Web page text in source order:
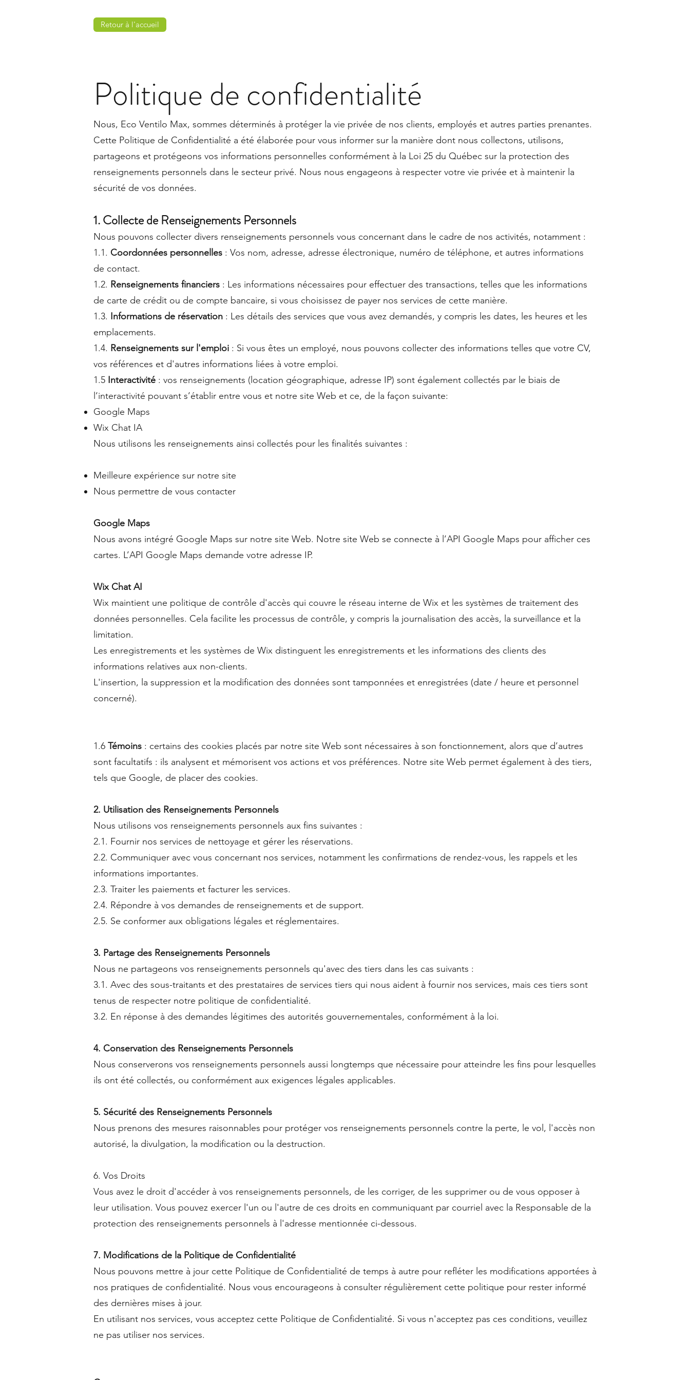
Retour à l'accueil
Politique de confidentialité
Nous, Eco Ventilo Max, sommes déterminés à protéger la vie privée de nos clients, employés et autres parties prenantes.
Cette Politique de Confidentialité a été élaborée pour vous informer sur la manière dont nous collectons, utilisons,
partageons et protégeons vos informations personnelles conformément à la Loi 25 du Québec sur la protection des
renseignements personnels dans le secteur privé. Nous nous engageons à respecter votre vie privée et à maintenir la
sécurité de vos données.
1. Collecte de Renseignements Personnels
Nous pouvons collecter divers renseignements personnels vous concernant dans le cadre de nos activités, notamment :
1.1. Coordonnées personnelles : Vos nom, adresse, adresse électronique, numéro de téléphone, et autres informations
de contact.
1.2. Renseignements financiers : Les informations nécessaires pour effectuer des transactions, telles que les informations
de carte de crédit ou de compte bancaire, si vous choisissez de payer nos services de cette manière.
1.3. Informations de réservation : Les détails des services que vous avez demandés, y compris les dates, les heures et les
emplacements.
1.4. Renseignements sur l'emploi : Si vous êtes un employé, nous pouvons collecter des informations telles que votre CV,
vos références et d'autres informations liées à votre emploi.
1.5 Interactivité : vos renseignements (location géographique, adresse IP) sont également collectés par le biais de
l’interactivité pouvant s’établir entre vous et notre site Web et ce, de la façon suivante:
Google Maps
Wix Chat IA
Nous utilisons les renseignements ainsi collectés pour les finalités suivantes :
Meilleure expérience sur notre site
Nous permettre de vous contacter
Google Maps
Nous avons intégré Google Maps sur notre site Web. Notre site Web se connecte à l’API Google Maps pour afficher ces
cartes. L’API Google Maps demande votre adresse IP.
Wix Chat AI
Wix maintient une politique de contrôle d'accès qui couvre le réseau interne de Wix et les systèmes de traitement des
données personnelles. Cela facilite les processus de contrôle, y compris la journalisation des accès, la surveillance et la
limitation.
Les enregistrements et les systèmes de Wix distinguent les enregistrements et les informations des clients des
informations relatives aux non-clients.
L'insertion, la suppression et la modification des données sont tamponnées et enregistrées (date / heure et personnel
concerné).
1.6 Témoins : certains des cookies placés par notre site Web sont nécessaires à son fonctionnement, alors que d’autres
sont facultatifs : ils analysent et mémorisent vos actions et vos préférences. Notre site Web permet également à des tiers,
tels que Google, de placer des cookies.
2. Utilisation des Renseignements Personnels
Nous utilisons vos renseignements personnels aux fins suivantes :
2.1. Fournir nos services de nettoyage et gérer les réservations.
2.2. Communiquer avec vous concernant nos services, notamment les confirmations de rendez-vous, les rappels et les
informations importantes.
2.3. Traiter les paiements et facturer les services.
2.4. Répondre à vos demandes de renseignements et de support.
2.5. Se conformer aux obligations légales et réglementaires.
3. Partage des Renseignements Personnels
Nous ne partageons vos renseignements personnels qu'avec des tiers dans les cas suivants :
3.1. Avec des sous-traitants et des prestataires de services tiers qui nous aident à fournir nos services, mais ces tiers sont
tenus de respecter notre politique de confidentialité.
3.2. En réponse à des demandes légitimes des autorités gouvernementales, conformément à la loi.
4. Conservation des Renseignements Personnels
Nous conserverons vos renseignements personnels aussi longtemps que nécessaire pour atteindre les fins pour lesquelles
ils ont été collectés, ou conformément aux exigences légales applicables.
5. Sécurité des Renseignements Personnels
Nous prenons des mesures raisonnables pour protéger vos renseignements personnels contre la perte, le vol, l'accès non
autorisé, la divulgation, la modification ou la destruction.
6. Vos Droits
Vous avez le droit d'accéder à vos renseignements personnels, de les corriger, de les supprimer ou de vous opposer à
leur utilisation. Vous pouvez exercer l'un ou l'autre de ces droits en communiquant par courriel avec la Responsable de la
protection des renseignements personnels à l'adresse mentionnée ci-dessous.
7. Modifications de la Politique de Confidentialité
Nous pouvons mettre à jour cette Politique de Confidentialité de temps à autre pour refléter les modifications apportées à
nos pratiques de confidentialité. Nous vous encourageons à consulter régulièrement cette politique pour rester informé
des dernières mises à jour.
En utilisant nos services, vous acceptez cette Politique de Confidentialité. Si vous n'acceptez pas ces conditions, veuillez
ne pas utiliser nos services.